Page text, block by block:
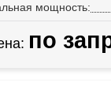
мощность:
по